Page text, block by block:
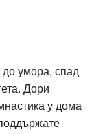
умора, спад
Дори
у дома